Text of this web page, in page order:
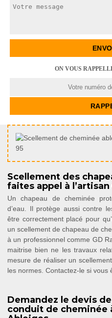
ON VOUS
Scellement des
faites appel à l’artisan
Un chapeau de cheminée
d’eau. Il protège aussi contre
être correctement placé pour
un scellement de chapeau de
à un professionnel comme GD
maitrise bien ne les travaux
mesure de réaliser un
les normes. Contactez-le si vous
Demandez le devis
conduit de cheminée